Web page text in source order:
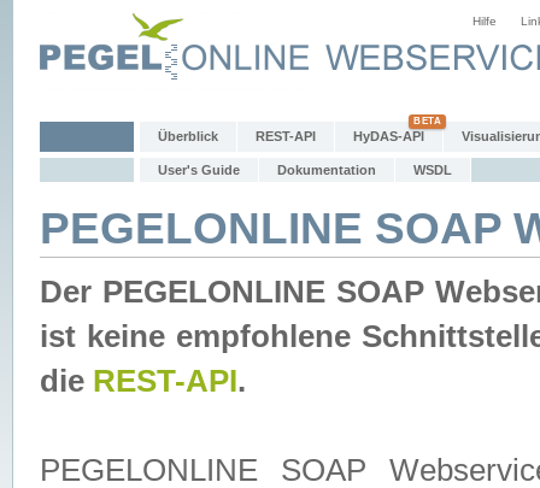
Hilfe
Überblick REST-API HyDAS-API
User's Guide Dokumentation WSDL
PEGELONLINE SOAP
Der PEGELONLINE SOAP
ist keine empfohlene
die REST-API.
PEGELONLINE SOAP